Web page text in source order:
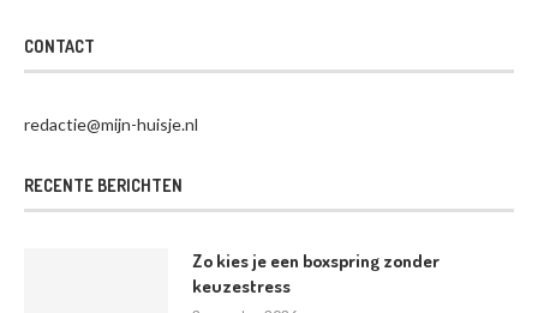
CONTACT
redactie@mijn-huisje.nl
RECENTE BERICHTEN
Zo kies je een boxspring zonder
keuzestress